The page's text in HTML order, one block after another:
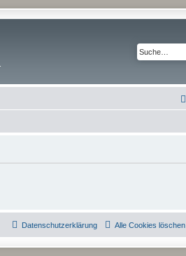
Alle Cookies löschen
Datenschutzerklärung